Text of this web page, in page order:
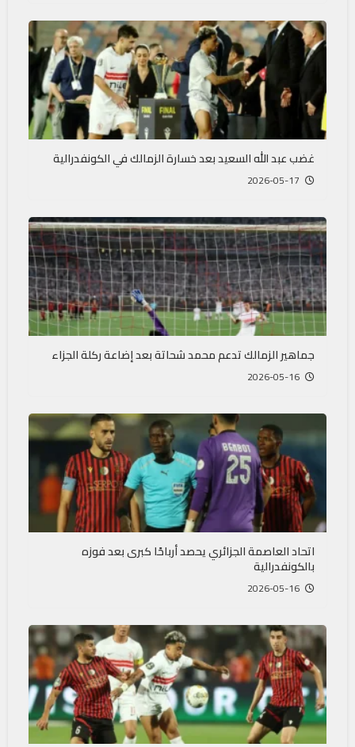
غضب عبد الله السعيد بعد خسارة الزمالك في الكونفدرالية
جماهير الزمالك تدعم محمد شحاتة بعد إضاعة ركلة الجزاء
اتحاد العاصمة الجزائري يحصد أرباحًا كبرى بعد فوزه
بالكونفدرالية